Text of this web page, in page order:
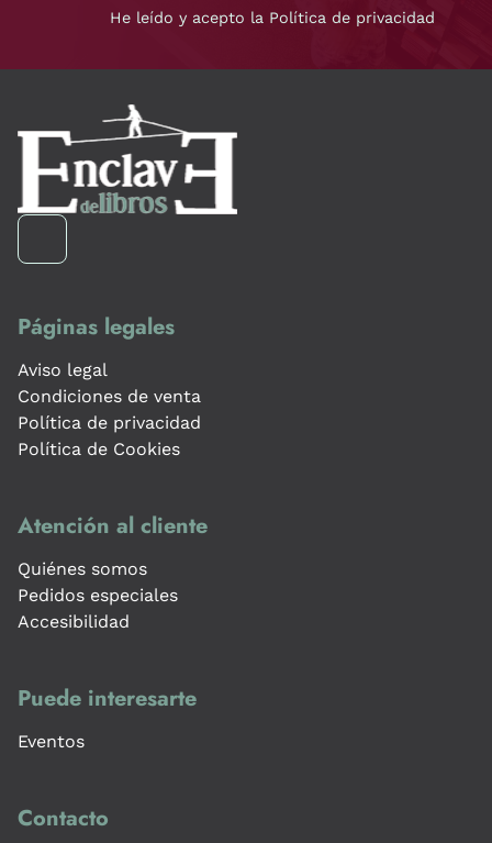
He leído y acepto la Política de privacidad
Páginas legales
Aviso legal
Condiciones de venta
Política de privacidad
Política de Cookies
Atención al cliente
Quiénes somos
Pedidos especiales
Accesibilidad
Puede interesarte
Eventos
Contacto